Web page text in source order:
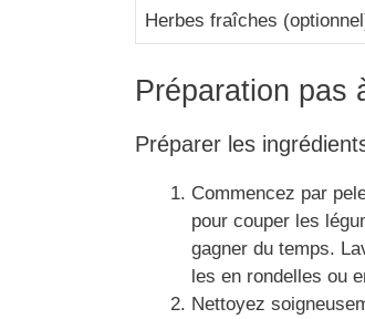
Herbes fraîches
Préparation pas
Préparer les
Commencez par
pour couper les
gagner du temps.
les en rondelles ou
Nettoyez